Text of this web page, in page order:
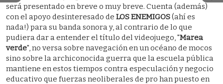
será presentado en breve o muy breve. Cuenta (además)
con el apoyo desinteresado de LOS ENEMIGOS(ahí es
nada!) para su banda sonora y, al contrario de lo que
pudiera dar a entender el título del videojuego, "Marea
verde", no versa sobre navegación en un océano de mocos
sino sobre la archiconocida guerra que la escuela pública
mantiene en estos tiempos contra especulación y negocio
educativo que fuerzas neoliberales de pro han puesto en